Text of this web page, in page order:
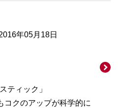
年05月18日
ティック」
コクのアップが科学的に